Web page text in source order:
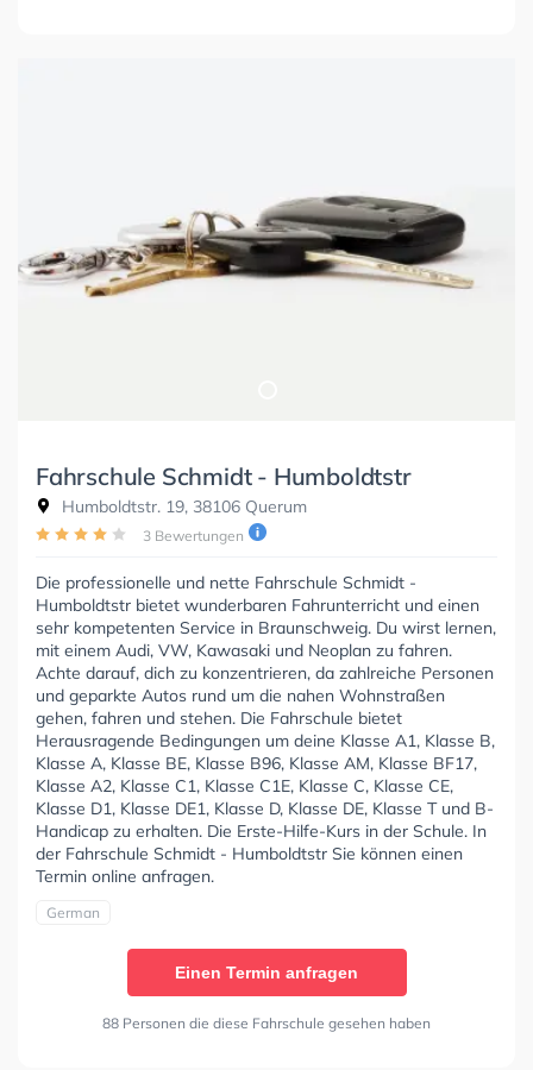
Fahrschule Schmidt - Humboldtstr
Humboldtstr. 19, 38106 Querum
3 Bewertungen
Die professionelle und nette Fahrschule Schmidt -
Humboldtstr bietet wunderbaren Fahrunterricht und einen
sehr kompetenten Service in Braunschweig. Du wirst lernen,
mit einem Audi, VW, Kawasaki und Neoplan zu fahren.
Achte darauf, dich zu konzentrieren, da zahlreiche Personen
und geparkte Autos rund um die nahen Wohnstraßen
gehen, fahren und stehen. Die Fahrschule bietet
Herausragende Bedingungen um deine Klasse A1, Klasse B,
Klasse A, Klasse BE, Klasse B96, Klasse AM, Klasse BF17,
Klasse A2, Klasse C1, Klasse C1E, Klasse C, Klasse CE,
Klasse D1, Klasse DE1, Klasse D, Klasse DE, Klasse T und B-
Handicap zu erhalten. Die Erste-Hilfe-Kurs in der Schule. In
der Fahrschule Schmidt - Humboldtstr Sie können einen
Termin online anfragen.
German
Einen Termin anfragen
88 Personen die diese Fahrschule gesehen haben